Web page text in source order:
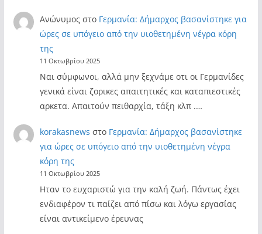
Ανώνυμος στο Γερμανία: Δήμαρχος βασανίστηκε για
ώρες σε υπόγειο από την υιοθετημένη νέγρα κόρη
της
11 Οκτωβρίου 2025
Ναι σύμφωνοι, αλλά μην ξεχνάμε οτι οι Γερμανίδες
γενικά είναι ζορικες απαιτητικές και καταπιεστικές
αρκετα. Απαιτούν πειθαρχία, τάξη κλπ .…
korakasnews στο Γερμανία: Δήμαρχος βασανίστηκε
για ώρες σε υπόγειο από την υιοθετημένη νέγρα
κόρη της
11 Οκτωβρίου 2025
Ηταν το ευχαριστώ για την καλή ζωή. Πάντως έχει
ενδιαφέρον τι παίζει από πίσω και λόγω εργασίας
είναι αντικείμενο έρευνας